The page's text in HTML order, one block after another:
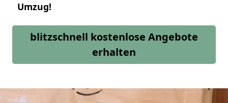
Umzug!
blitzschnell kostenlose Angebote
erhalten